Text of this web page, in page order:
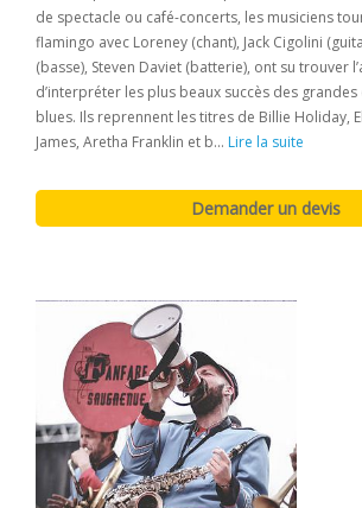
de spectacle ou café-concerts, les musiciens
flamingo avec Loreney (chant), Jack Cigolini
(basse), Steven Daviet (batterie), ont su trouver
d’interpréter les plus beaux succès des
blues. Ils reprennent les titres de Billie Holiday,
James, Aretha Franklin et b... Lire la suite